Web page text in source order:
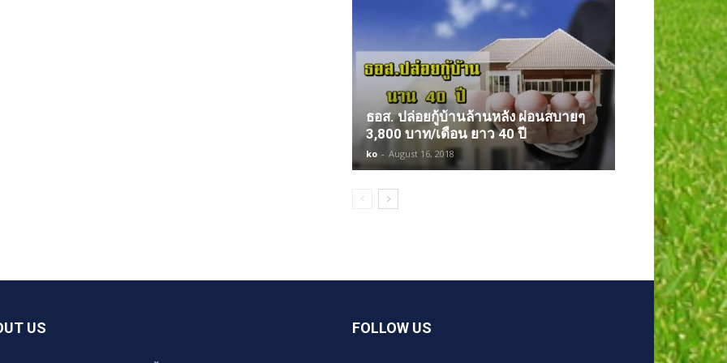
ธอส. ปล่อยกู้บ้านล้านหลัง ผ่อนสบายๆ
3,800 บาท/เดือน ยาว 40 ปี
ko - August 16, 2018
US FOLLOW US